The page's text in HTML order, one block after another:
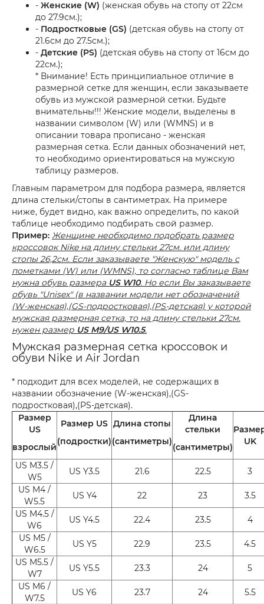
- Женские (W) (женская обувь на стопу от 22см
до 27.9см.);
- Подростковые (GS) (детская обувь на стопу от
21.6см до 27.5см.);
- Детские (PS) (детская обувь на стопу от 16см до
22см.);
* Внимание! Есть принципиальное отличие в
размерной сетке для женщин, если заказываете
обувь из мужской размерной сетки. Будьте
внимательны!!! Женские модели, выделены в
названии символом (W) или (WMNS) и в
описании товара прописано - женская
размерная сетка. Если данных обозначений нет,
то необходимо ориентироваться на мужскую
таблицу размеров.
Главным параметром для подбора размера, является
длина стельки/стопы в сантиметрах. На примере
ниже, будет видно, как важно определить, по какой
таблице необходимо подбирать свой размер.
Пример: Женщине необходимо подобрать размер
кроссовок Nike на длину стельки 27см. или длину
стопы 26,2см. Если заказываете "Женскую" модель с
пометками (W) или (WMNS), то согласно таблице Вам
нужна обувь размера US W10. Но если Вы заказываете
обувь "Unisex" (в названии модели нет обозначений
(W-женская),(GS-подростковая),(PS-детская) у которой
мужская размерная сетка, то на длину стельки 27см.
нужен размер US M9/US W10.5.
Мужская размерная сетка кроссовок и
обуви Nike и Air Jordan
* подходит для всех моделей, не содержащих в
названии обозначение (W-женская),(GS-
подростковая),(PS-детская).
Размер
US
взрослый
Размер US
(подростки)
Длина стопы
(сантиметры)
Длина
стельки
(сантиметры)
UK
US M3.5 /
W5
US Y3.5 21.6 22.5
3
US M4 /
W5.5
US Y4 22 23
3.5
US M4.5 /
W6
US Y4.5 22.4 23.5
4
US M5 /
W6.5
US Y5 22.9 23.5
4.5
US M5.5 /
W7
US Y5.5 23.3 24
5
US M6 /
W7.5
US Y6 23.7 24
5.5